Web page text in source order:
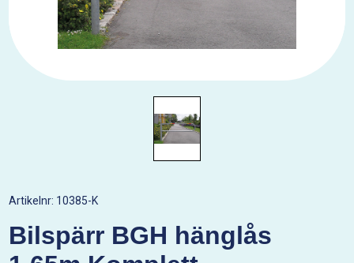
Artikelnr: 10385-K
Bilspärr BGH hänglås